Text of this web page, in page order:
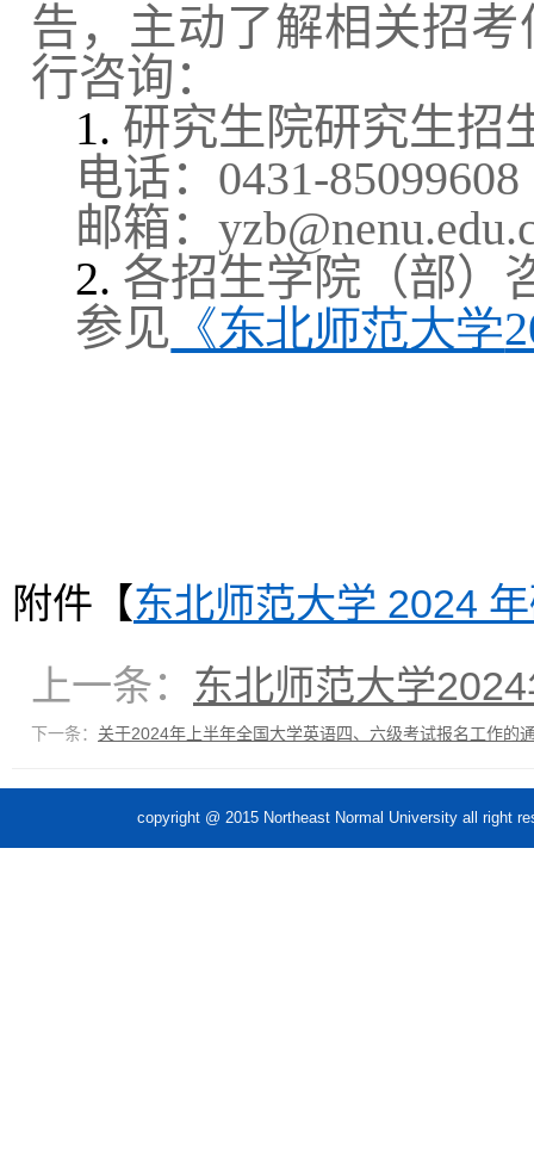
告，主动了解相关招
行咨询：
1. 研究生院研究生招
电话： 0431-85099608
邮箱：
2. 各招生学院（部）
参见 《东北师范大学
附件【东北师范大学 2024
上一条： 东北师范大学
下一条： 关于2024年上半年全国大学英语四、六级考试报名工作的
copyright @ 2015 Northeast Normal University all